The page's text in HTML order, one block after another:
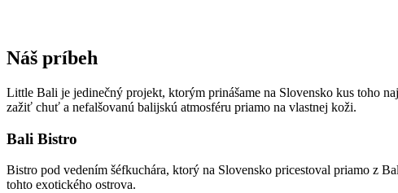
Náš príbeh
Little Bali je jedinečný projekt, ktorým prinášame na Slovensko kus toho
zažiť chuť a nefalšovanú balijskú atmosféru priamo na vlastnej koži.
Bali Bistro
Bistro pod vedením šéfkuchára, ktorý na Slovensko pricestoval priamo z
tohto exotického ostrova.